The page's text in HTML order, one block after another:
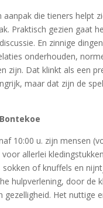
aanpak die tieners helpt
Praktisch gezien gaat
En zinnige
onderhouden,
zijn. Dat klinkt als een
maar dat zijn de
10:00 u. zijn mensen
allerlei
sokken of knuffels en
hulpverlening, door de
Het nuttige